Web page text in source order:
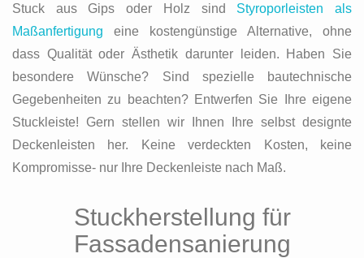
Stuck aus Gips oder Holz sind Styroporleisten als
Maßanfertigung eine kostengünstige Alternative, ohne
dass Qualität oder Ästhetik darunter leiden. Haben Sie
besondere Wünsche? Sind spezielle bautechnische
Gegebenheiten zu beachten? Entwerfen Sie Ihre eigene
Stuckleiste! Gern stellen wir Ihnen Ihre selbst designte
Deckenleisten her. Keine verdeckten Kosten, keine
Kompromisse- nur Ihre Deckenleiste nach Maß.
Stuckherstellung für
Fassadensanierung